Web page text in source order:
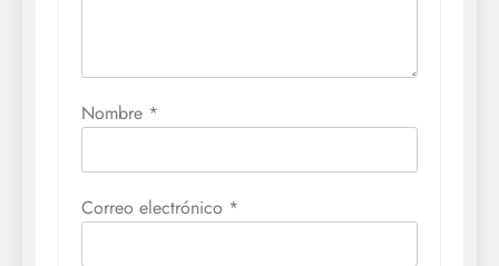
Nombre *
Correo electrónico *